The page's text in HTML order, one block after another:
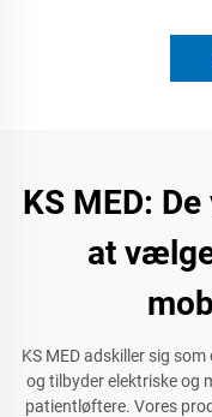
KS MED:
at
KS MED adskiller sig
og tilbyder elektriske og
patientløftere. Vores